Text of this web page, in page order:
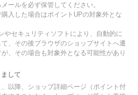
ールを必ず保管してください。
入した場合はポイントUPの対象外とな
やセキュリティソフトにより、自動的に
、その後ブラウザのショップサイトへ遷
、その場合も対象外となる可能性があり
して
以降、ショップ詳細ページ（ポイント付